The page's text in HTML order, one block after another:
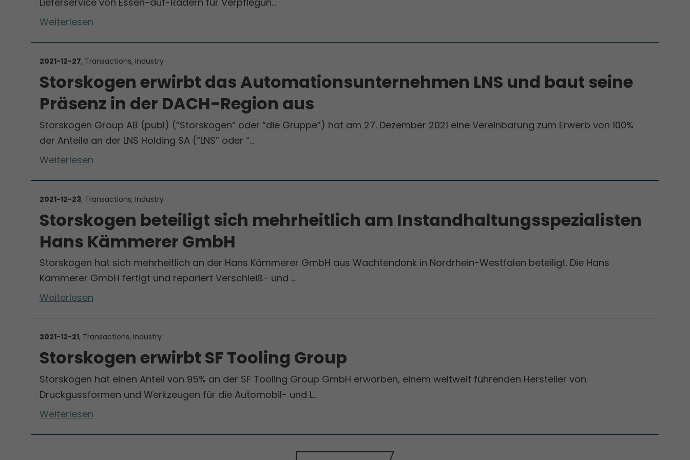
Weiterlesen
2021-12-27, Transactions, Industry
Storskogen erwirbt das Automationsunternehmen LNS und baut seine
Präsenz in der DACH-Region aus
Storskogen Group AB (publ) (“Storskogen” oder “die Gruppe”) hat am 27. Dezember 2021 eine Vereinbarung zum Erwerb von 100%
der Anteile an der LNS Holding SA (“LNS” oder “…
Weiterlesen
2021-12-23, Transactions, Industry
Storskogen beteiligt sich mehrheitlich am Instandhaltungsspezialisten
Hans Kämmerer GmbH
Storskogen hat sich mehrheitlich an der Hans Kämmerer GmbH aus Wachtendonk in Nordrhein-Westfalen beteiligt. Die Hans
Kämmerer GmbH fertigt und repariert Verschleiß- und …
Weiterlesen
2021-12-21, Transactions, Industry
Storskogen erwirbt SF Tooling Group
Storskogen hat einen Anteil von 95% an der SF Tooling Group GmbH erworben, einem weltweit führenden Hersteller von
Druckgussformen und Werkzeugen für die Automobil- und L…
Weiterlesen